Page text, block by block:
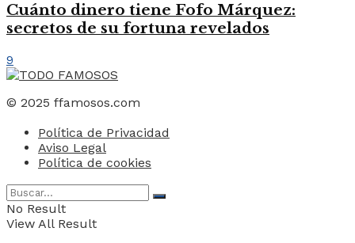
Cuánto dinero tiene Fofo Márquez:
secretos de su fortuna revelados
9
© 2025 ffamosos.com
Política de Privacidad
Aviso Legal
Política de cookies
No Result
View All Result